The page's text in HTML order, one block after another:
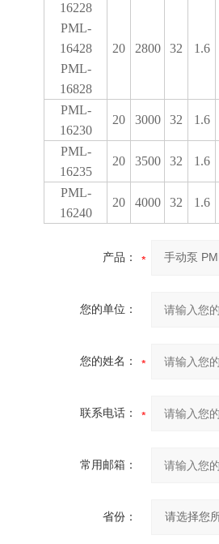
16228
PML-
16428
PML-
16828
20 2800 32 1.6
PML-
16230
20 3000 32 1.6
PML-
16235
20 3500 32 1.6
PML-
16240
20 4000 32 1.6
产品：
您的单位：
您的姓名：
联系电话：
常用邮箱：
省份：